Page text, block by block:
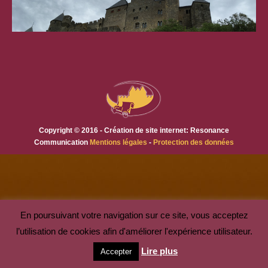
Copyright © 2016 - Création de site internet: Resonance
Communication Mentions légales - Protection des données
En poursuivant votre navigation sur ce site, vous acceptez
l’utilisation de cookies afin d'améliorer l'expérience utilisateur.
Accepter Lire plus